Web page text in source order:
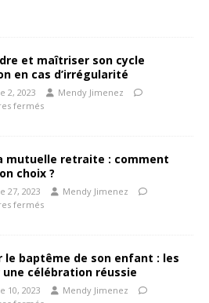
et maîtriser son cycle
en cas d’irrégularité
2, 2023
Mendy Jimenez
fermés
mutuelle retraite : comment
choix ?
27, 2023
Mendy Jimenez
fermés
le baptême de son enfant : les
une célébration réussie
10, 2023
Mendy Jimenez